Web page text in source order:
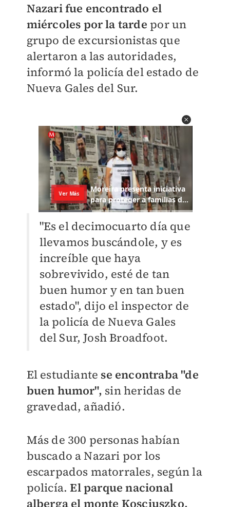
Nazari fue encontrado el
miércoles por la tarde por un
grupo de excursionistas que
alertaron a las autoridades,
informó la policía del estado de
Nueva Gales del Sur.
"Es el decimocuarto día que
llevamos buscándole, y es
increíble que haya
sobrevivido, esté de tan
buen humor y en tan buen
estado", dijo el inspector de
la policía de Nueva Gales
del Sur, Josh Broadfoot.
El estudiante se encontraba "de
buen humor", sin heridas de
gravedad, añadió.
Más de 300 personas habían
buscado a Nazari por los
escarpados matorrales, según la
policía. El parque nacional
alberga el monte Kosciuszko,